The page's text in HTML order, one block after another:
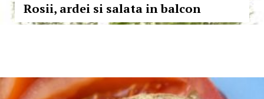
Rosii, ardei si salata in balcon